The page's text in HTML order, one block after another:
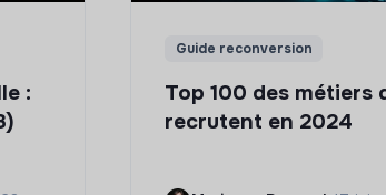
:
Guide reconversion
Top 100 des métiers
recrutent en 2024